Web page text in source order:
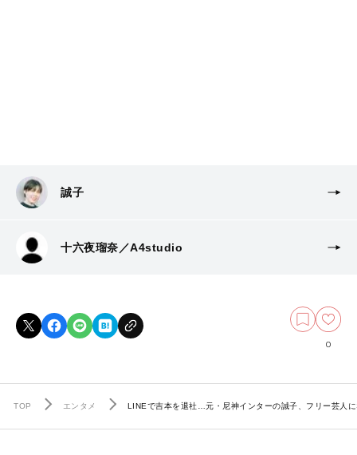
誠子
十六夜瑠奈／A4studio
0
TOP エンタメ LINEで吉本を退社…元・尼神インターの誠子、フリー芸人